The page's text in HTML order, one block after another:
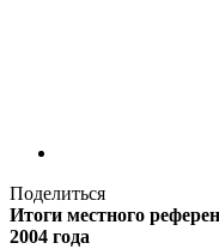
Поделиться
Итоги местного
2004 года